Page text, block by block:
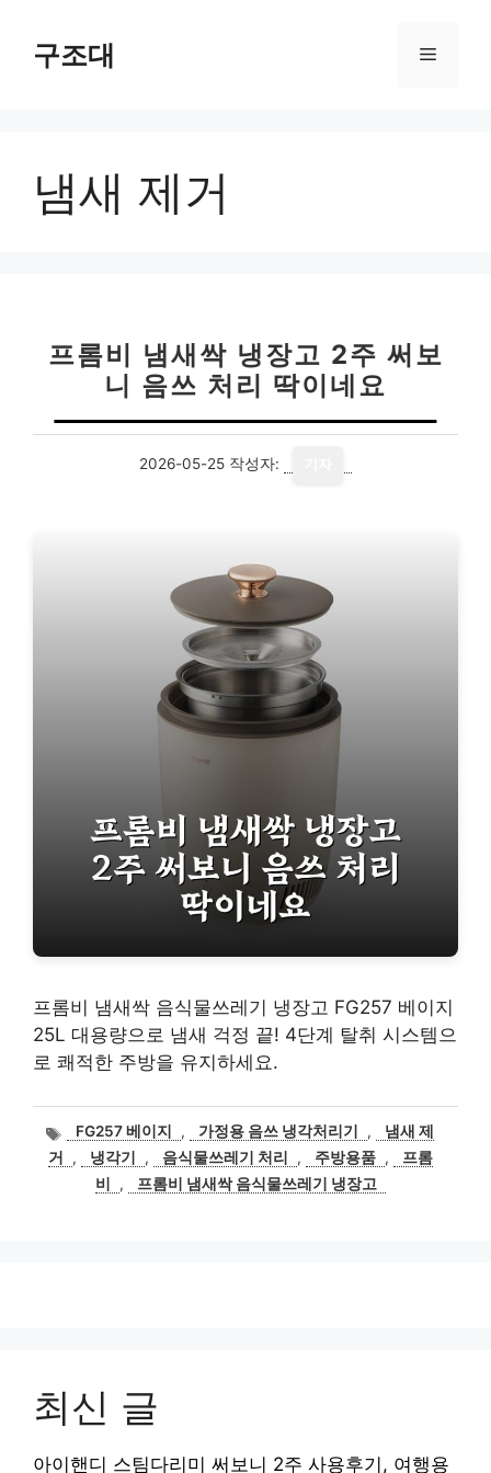
구조대 메
냄새 제거
프롬비 냄새싹 냉장고 2주 써보
니 음쓰 처리 딱이네요
2026-05-25 작성자:
프롬비 냄새싹 음식물쓰레기 냉장고 FG257 베이지
25L 대용량으로 냄새 걱정 끝! 4단계 탈취 시스템으
로 쾌적한 주방을 유지하세요.
태FG257 베이지 , 가정용 음쓰 냉각처리기 ,
냄새 제
거
, 냉각기 , 음식물쓰레기 처리 , 주방용품 ,
프롬
비
, 프롬비 냄새싹 음식물쓰레기 냉장고
최신 글
아이핸디 스팀다리미 써보니 2주 사용후기, 여행용